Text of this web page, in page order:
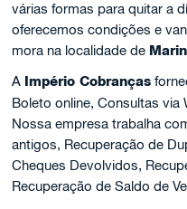
várias formas para quitar a
oferecemos condições e
mora na localidade de
A Império Cobranças
Boleto online, Consultas via
Nossa empresa trabalha
antigos, Recuperação de
Cheques Devolvidos,
Recuperação de Saldo de